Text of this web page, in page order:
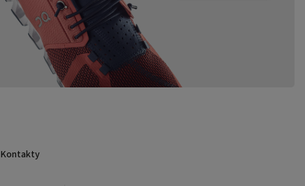
Kontakty